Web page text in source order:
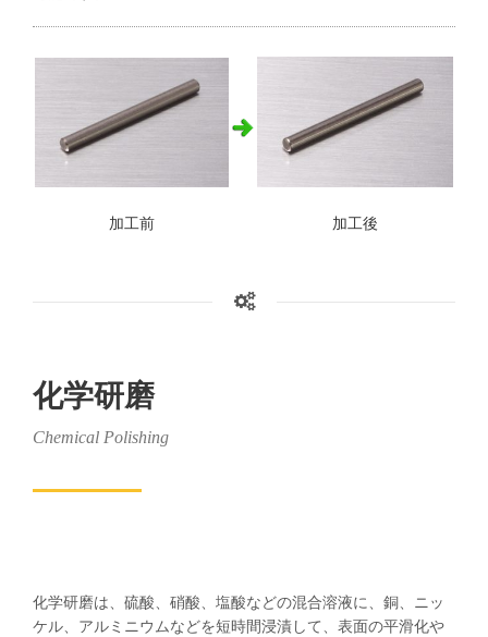
加工前 加工後
化学研磨
Chemical Polishing
化学研磨は、硫酸、硝酸、塩酸などの混合溶液に、銅、ニッ
ケル、アルミニウムなどを短時間浸漬して、表面の平滑化や